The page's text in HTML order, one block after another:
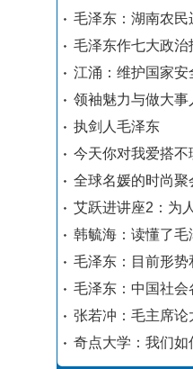
毛泽东：湖南农民
毛泽东作七大政
江涌：维护国家安
领袖魅力与做大事
执剑人毛泽东
今天你对我爱搭不
全球名媛的时尚
艾跃进讲座2：为
韩毓海：读懂了毛
毛泽东：目前形势
毛泽东：中国社会
张若冲：毛主席论
奇点大学：我们如